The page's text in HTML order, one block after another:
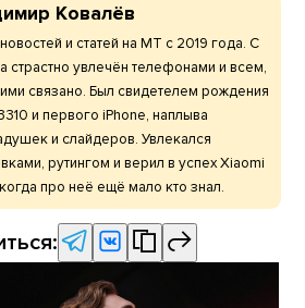
Ковалёв
и статей на МТ с 2019 года. С
страстно увлечён телефонами и всем,
связано. Был свидетелем рождения
и первого iPhone, наплыва
и слайдеров. Увлекался
рутингом и верил в успех Xiaomi
про неё ещё мало кто знал.